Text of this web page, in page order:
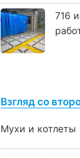
716
Взгляд со
Мухи и котлеты